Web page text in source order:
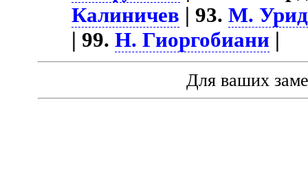
Калиничев | 93.М.
| 99.Н. Гиоргобиани |
Для ваших